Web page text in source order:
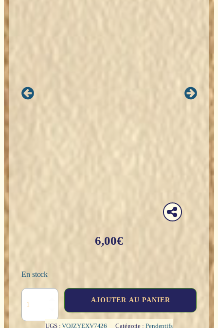
6,00€
En stock
AJOUTER AU PANIER
UGS :VQJZYEXV7426 Catégorie : Pendentifs